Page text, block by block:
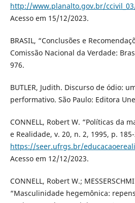
http://www.planalto.gov.br/
Acesso em 15/12/2023.
BRASIL, “Conclusões e
Comissão Nacional da Verdade:
976.
BUTLER, Judith. Discurso de ódio:
performativo. São Paulo: Editora
CONNELL, Robert W. “Políticas da
e Realidade, v. 20, n. 2, 1995, p.
https://seer.ufrgs.br/
Acesso em 12/12/2023.
CONNELL, Robert W.;
“Masculinidade hegemônica: